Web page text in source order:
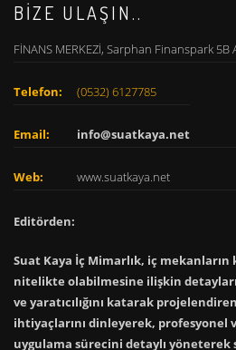
BİZE ULAŞIN..
FİNANS MERKEZİ, Sarphan Finanspark
Telefon: (0532) 6127785
Email: info@suatkaya.net
Web: www.suatkaya.net
Editörden:
Suat Kaya İç Mimarlık, iç
nitelikte olabilmesine ilişkin
ve yaratıcılığını katarak
ihtiyaçlarını dinleyerek, profesyonel
uygulama sürecini detaylı yöneterek